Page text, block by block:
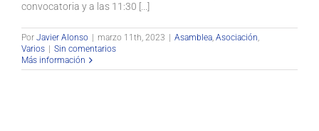
convocatoria y a las 11:30 [...]
Por Javier Alonso marzo 11th, 2023 Asamblea, Asociación,
Varios
Sin comentarios
Más información